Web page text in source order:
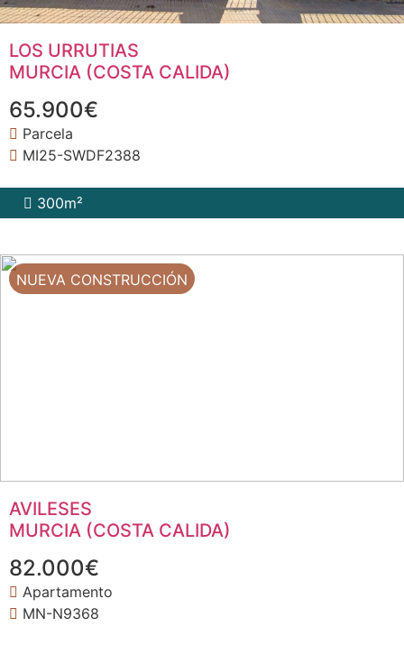
LOS URRUTIAS
MURCIA (COSTA CALIDA)
65.900€
Parcela
MI25-SWDF2388
300m²
NUEVA CONSTRUCCIÓN
AVILESES
MURCIA (COSTA CALIDA)
82.000€
Apartamento
MN-N9368